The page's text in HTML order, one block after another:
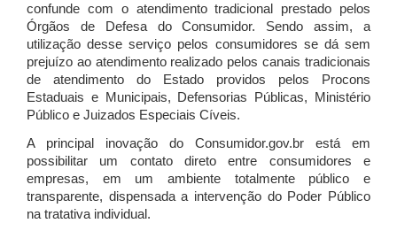
confunde com o atendimento tradicional prestado pelos
Órgãos de Defesa do Consumidor. Sendo assim, a
utilização desse serviço pelos consumidores se dá sem
prejuízo ao atendimento realizado pelos canais tradicionais
de atendimento do Estado providos pelos Procons
Estaduais e Municipais, Defensorias Públicas, Ministério
Público e Juizados Especiais Cíveis.
A principal inovação do Consumidor.gov.br está em
possibilitar um contato direto entre consumidores e
empresas, em um ambiente totalmente público e
transparente, dispensada a intervenção do Poder Público
na tratativa individual.